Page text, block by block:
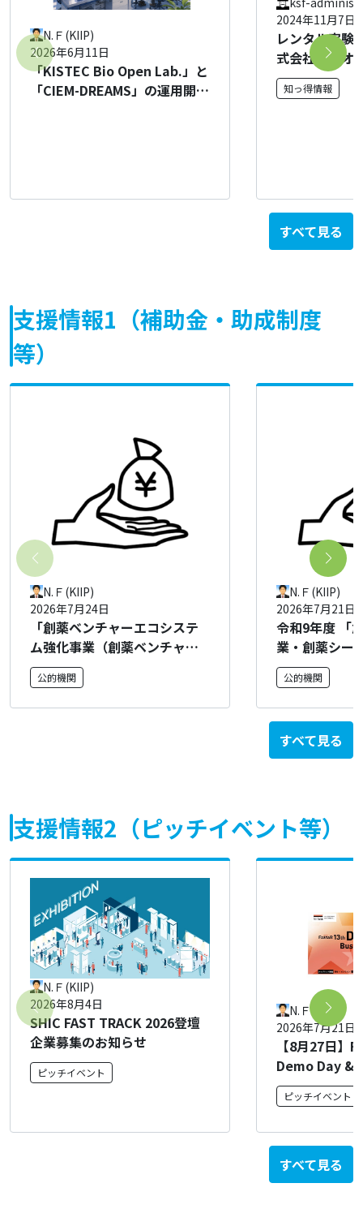
「KISTEC Bio Open Lab.」と
「CIEM-DREAMS」の運用開始
2026年6月11日
N.Ｆ(KIIP)
レンタル実験
式会社バイオ
2024年11月7日
知っ得情報
すべて見る
支援情報1（補助金・助成制度
等）
「創薬ベンチャーエコシステ
ム強化事業（創薬ベンチャー
公募）」に係る公募（第14
回）について
2026年7月24日
N.Ｆ(KIIP)
公的機関
令和9年度 「
業・創薬シー
盤整備事業」
いて
2026年7月21日
N.Ｆ(KIIP)
公的機関
すべて見る
支援情報2（ピッチイベント等）
SHIC FAST TRACK 2026登壇
企業募集のお知らせ
2026年8月4日
N.Ｆ(KIIP)
ピッチイベント
【8月27日】
Demo Day &
Matching
2026年7月21日
N.Ｆ(KIIP)
ピッチイベント
すべて見る